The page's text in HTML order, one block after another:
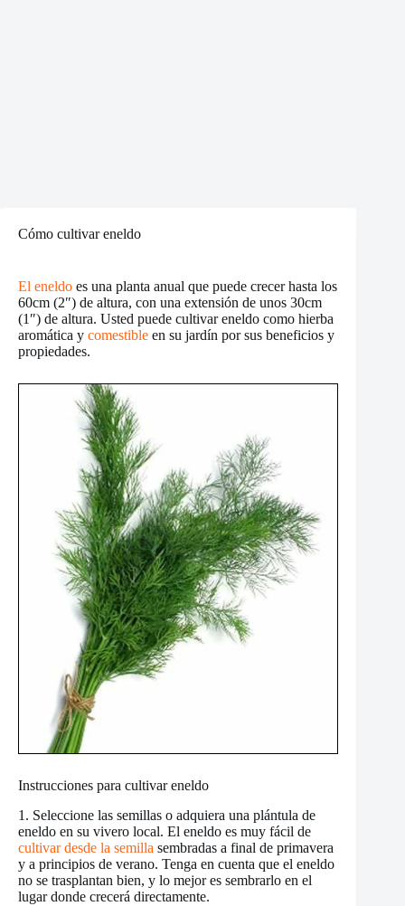
Cómo cultivar eneldo
El eneldo es una planta anual que puede crecer hasta los
60cm (2″) de altura, con una extensión de unos 30cm
(1″) de altura. Usted puede cultivar eneldo como hierba
aromática y comestible en su jardín por sus beneficios y
propiedades.
Instrucciones para cultivar eneldo
1. Seleccione las semillas o adquiera una plántula de
eneldo en su vivero local. El eneldo es muy fácil de
cultivar desde la semilla sembradas a final de primavera
y a principios de verano. Tenga en cuenta que el eneldo
no se trasplantan bien, y lo mejor es sembrarlo en el
lugar donde crecerá directamente.